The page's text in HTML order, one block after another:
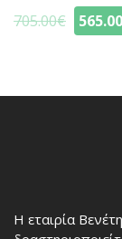
705.00€ 565.00
Η εταιρία